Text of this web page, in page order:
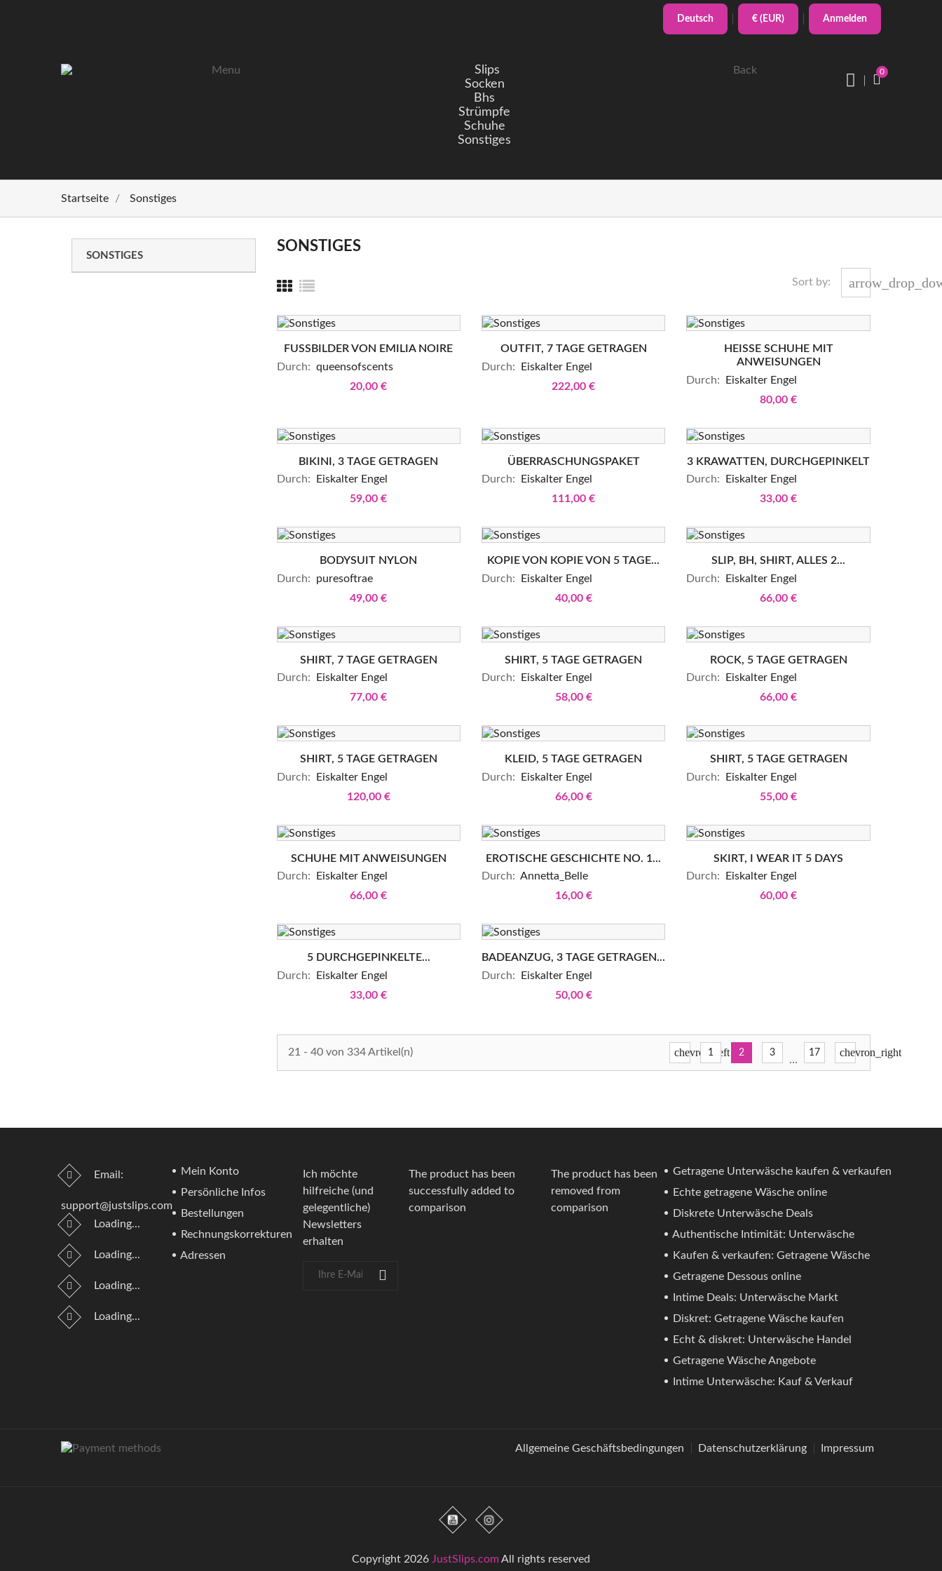
Deutsch € (EUR) Anmelden
0
Menu Back
Slips
Socken
Bhs
Strümpfe
Schuhe
Sonstiges
Startseite Sonstiges
SONSTIGES
SONSTIGES
Sort by:
FUSSBILDER VON EMILIA NOIRE
Durch: queensofscents
20,00 €
OUTFIT, 7 TAGE GETRAGEN
Durch:
Eiskalter Engel
222,00 €
HEISSE SCHUHE MIT A
NWEISUNGEN
Durch:
Eiskalter Engel
80,00 €
BIKINI, 3 TAGE GETRAGEN
Durch:
Eiskalter Engel
59,00 €
ÜBERRASCHUNGSPAKET
Durch:
Eiskalter Engel
111,00 €
3 KRAWATTEN, DURCHGEPINKELT
Durch:
Eiskalter Engel
33,00 €
BODYSUIT NYLON
Durch:
puresoftrae
49,00 €
KOPIE VON KOPIE VON 5 TAGE...
Durch:
Eiskalter Engel
40,00 €
SLIP, BH, SHIRT, ALLES 2...
Durch:
Eiskalter Engel
66,00 €
SHIRT, 7 TAGE GETRAGEN
Durch:
Eiskalter Engel
77,00 €
SHIRT, 5 TAGE GETRAGEN
Durch:
Eiskalter Engel
58,00 €
ROCK, 5 TAGE GETRAGEN
Durch:
Eiskalter Engel
66,00 €
SHIRT, 5 TAGE GETRAGEN
Durch:
Eiskalter Engel
120,00 €
KLEID, 5 TAGE GETRAGEN
Durch:
Eiskalter Engel
66,00 €
SHIRT, 5 TAGE GETRAGEN
Durch:
Eiskalter Engel
55,00 €
SCHUHE MIT ANWEISUNGEN
Durch:
Eiskalter Engel
66,00 €
EROTISCHE GESCHICHTE NO. 1...
Durch: Annetta_Belle
16,00 €
SKIRT, I WEAR IT 5 DAYS
Durch:
Eiskalter Engel
60,00 €
5 DURCHGEPINKELTE...
Durch:
Eiskalter Engel
33,00 €
BADEANZUG, 3 TAGE GETRAGEN...
Durch:
Eiskalter Engel
50,00 €
21 - 40 von 334 Artikel(n) chevron_left
1 2 3
…
17 chevron_right
Email:
support@justslips.com
Loading...
Loading...
Loading...
Loading...
Mein Konto
Persönliche Infos
Bestellungen
Rechnungskorrekturen
Adressen
Ich möchte
hilfreiche (und
gelegentliche)
Newsletters
erhalten
The product has been
successfully added to
comparison
The product has been
removed from
comparison
Getragene Unterwäsche kaufen & verkaufen
Echte getragene Wäsche online
Diskrete Unterwäsche Deals
Authentische Intimität: Unterwäsche
Kaufen & verkaufen: Getragene Wäsche
Getragene Dessous online
Intime Deals: Unterwäsche Markt
Diskret: Getragene Wäsche kaufen
Echt & diskret: Unterwäsche Handel
Getragene Wäsche Angebote
Intime Unterwäsche: Kauf & Verkauf
Allgemeine Geschäftsbedingungen Datenschutzerklärung Impressum
Copyright 2026 JustSlips.com All rights reserved